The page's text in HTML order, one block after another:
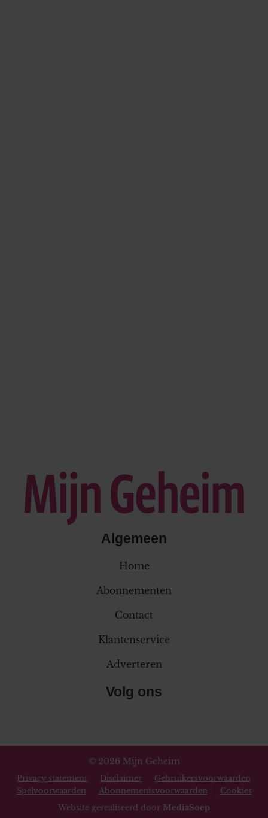
Algemeen
Home
Abonnementen
Contact
Klantenservice
Adverteren
Volg ons
© 2026 Mijn Geheim
Privacy statement Disclaimer
Gebruikersvoorwaarden
Spelvoorwaarden
Abonnementsvoorwaarden
Cookies
Website gerealiseerd door MediaSoep